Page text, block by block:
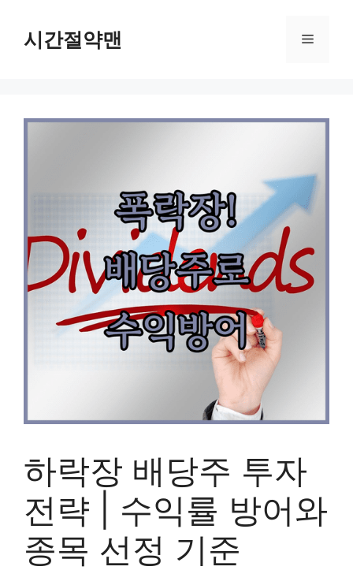
시간절약맨 메
하락장 배당주 투자
전략 | 수익률 방어와
종목 선정 기준